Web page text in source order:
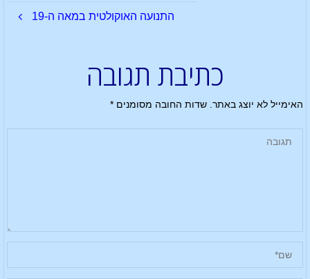
התנועה האוקולטית במאה ה-19
כתיבת תגובה
האימייל לא יוצג באתר. שדות החובה מסומנים*